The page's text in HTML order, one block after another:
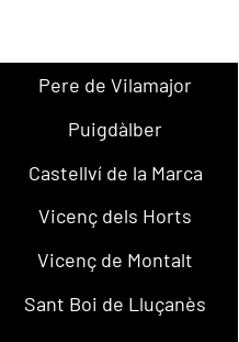
Pere de Vilamajor
Puigdàlber
Castellví de la Marca
Vicenç dels Horts
Vicenç de Montalt
Sant Boi de Lluçanès